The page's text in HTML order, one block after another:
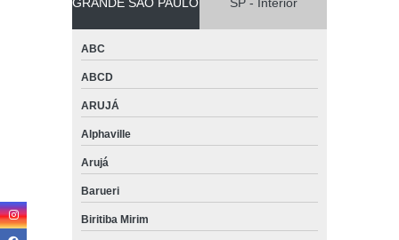
ABC
ABCD
ARUJÁ
Alphaville
Arujá
Barueri
Biritiba Mirim